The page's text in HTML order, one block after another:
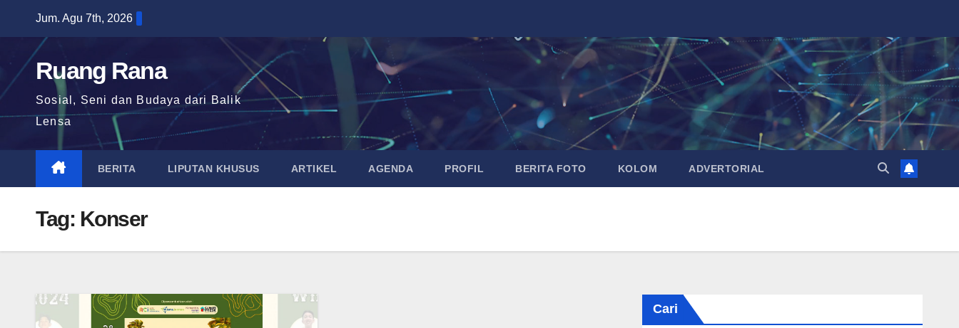
content
Jum. Agu 7th, 2026
Ruang Rana
Sosial, Seni dan Budaya dari Balik
Lensa
BERITA LIPUTAN KHUSUS ARTIKEL AGENDA PROFIL BERITA FOTO KOLOM ADVERTORIAL
Tag: Konser
Cari